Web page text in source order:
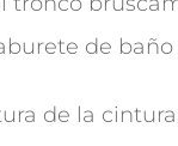
de
de la